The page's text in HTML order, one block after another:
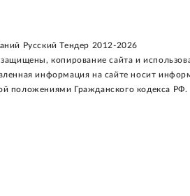
Русский Тендер 2012-2026
копирование сайта и
информация на сайте носит
положениями Гражданского кодекса РФ.